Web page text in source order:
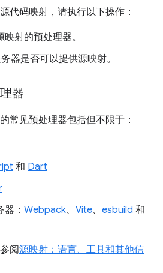
代码映射，请执行以下操作：
射的预处理器。
器是否可以提供源映射。
器
常见预处理器包括但不限于：
和 Dart
： Webpack、 Vite、 esbuild 和
阅源映射：语言、工具和其他信